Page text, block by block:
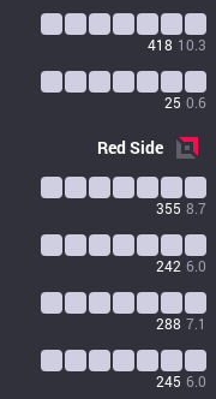
418 10.3
25 0.6
RedSide
355 8.7
242 6.0
288 7.1
245 6.0